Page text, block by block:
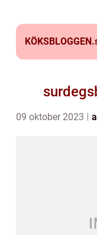
KÖKSBLOGGEN.
09 oktober 2023